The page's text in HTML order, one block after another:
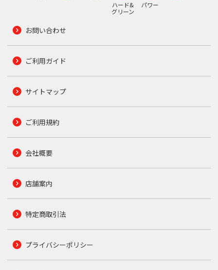
ハード&
グリーン
パワー
お問い合わせ
ご利用ガイド
サイトマップ
ご利用規約
会社概要
店舗案内
特定商取引法
プライバシーポリシー